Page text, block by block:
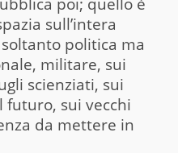
sull’intera
politica ma
militare, sui
scienziati, sui
futuro, sui vecchi
da mettere in